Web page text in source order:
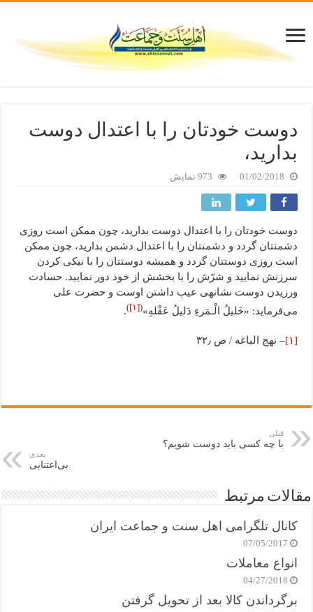
دوست خودتان را با اعتدال دوست
بدارید،
01/02/2018 973 نمایش
دوست خودتان را با اعتدال دوست بدارید، چون ممکن است روزی
دشمنتان گردد و دشمنتان را با اعتدال دشمن بدارید، چون ممکن
است روزی دوستتان گردد و همیشه دوستتان را با نیکی کردن
سرزنش نمایید و شرّش را با بخشش از خود دور نمایید. حسادت
ورزیدن دوست نشانه­ی عیب داشتن اوست و حضرت علی
می‌فرماید: «خَلیلُ الْـمَرءِ دَلیلُ عَقْلهِ»([۱] )
.
[۱] – نهج الباغه / ص ۳۲٫
قبلی
با چه کسی باید دوست شویم؟
بعدی
بی‌اعتنایی
مقالات مرتبط
کانال تلگرامی اهل سنت و جماعت ایران
07/05/2017
انواع معاملات
04/27/2018
برگرداندن کالا بعد از تحویل گرفتن